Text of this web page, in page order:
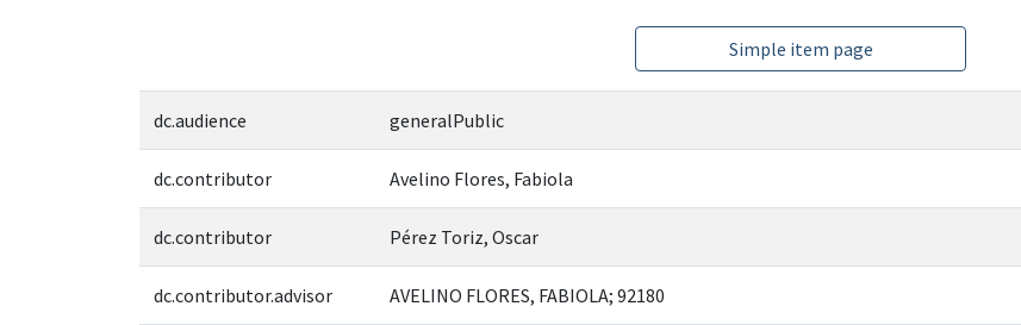
Simple item page
dc.audience generalPublic
dc.contributor Avelino Flores, Fabiola
dc.contributor Pérez Toriz, Oscar
dc.contributor.advisor AVELINO FLORES, FABIOLA; 92180